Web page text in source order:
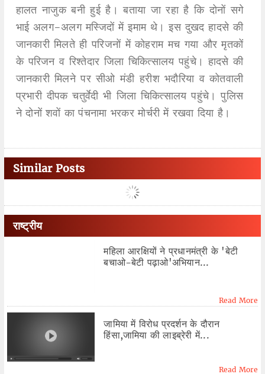
हालत नाजुक बनी हुई है। बताया जा रहा है कि दोनों सगे
भाई अलग-अलग मस्जिदों में इमाम थे। इस दुखद हादसे की
जानकारी मिलते ही परिजनों में कोहराम मच गया और मृतकों
के परिजन व रिश्तेदार जिला चिकित्सालय पहुंचे। हादसे की
जानकारी मिलने पर सीओ मंडी हरीश भदौरिया व कोतवाली
प्रभारी दीपक चतुर्वेदी भी जिला चिकित्सालय पहुंचे। पुलिस
ने दोनों शवों का पंचनामा भरकर मोर्चरी में रखवा दिया है।
Similar Posts
राष्ट्रीय
महिला आरक्षियों ने प्रधानमंत्री के 'बेटी
बचाओ-बेटी पढ़ाओ'अभियान...
Read More
जामिया में विरोध प्रदर्शन के दौरान
हिंसा,जामिया की लाइब्रेरी में...
Read More